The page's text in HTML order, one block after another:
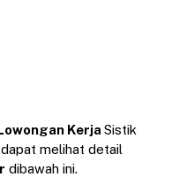
Kerja Sistik
melihat detail
dibawah ini.